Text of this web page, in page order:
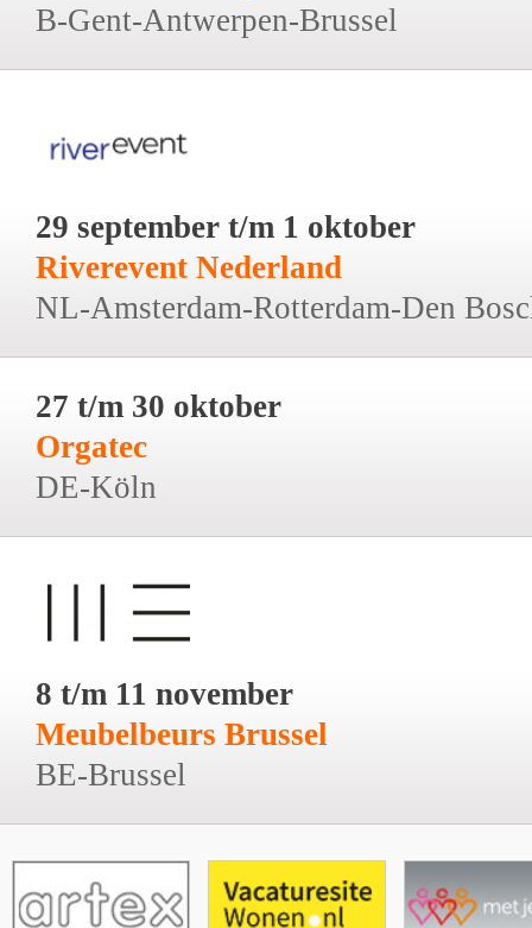
B-Gent-Antwerpen-Brussel
29 september t/m 1 oktober
Riverevent Nederland
NL-Amsterdam-Rotterdam-Den
27 t/m 30 oktober
Orgatec
DE-Köln
8 t/m 11 november
Meubelbeurs Brussel
BE-Brussel